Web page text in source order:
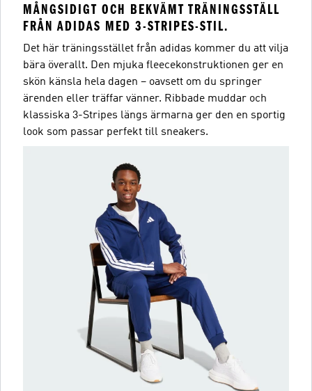
MÅNGSIDIGT OCH BEKVÄMT TRÄNINGSSTÄLL
FRÅN ADIDAS MED 3-STRIPES-STIL.
Det här träningsstället från adidas kommer du att vilja
bära överallt. Den mjuka fleecekonstruktionen ger en
skön känsla hela dagen – oavsett om du springer
ärenden eller träffar vänner. Ribbade muddar och
klassiska 3-Stripes längs ärmarna ger den en sportig
look som passar perfekt till sneakers.